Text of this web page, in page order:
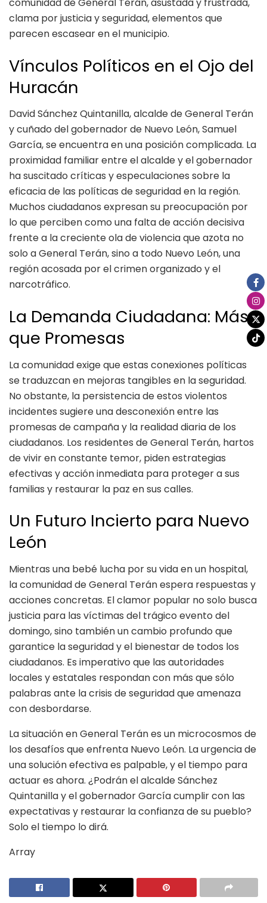
comunidad de General Terán, asustada y frustrada,
clama por justicia y seguridad, elementos que
parecen escasear en el municipio.
Vínculos Políticos en el Ojo del
Huracán
David Sánchez Quintanilla, alcalde de General Terán
y cuñado del gobernador de Nuevo León, Samuel
García, se encuentra en una posición complicada. La
proximidad familiar entre el alcalde y el gobernador
ha suscitado críticas y especulaciones sobre la
eficacia de las políticas de seguridad en la región.
Muchos ciudadanos expresan su preocupación por
lo que perciben como una falta de acción decisiva
frente a la creciente ola de violencia que azota no
solo a General Terán, sino a todo Nuevo León, una
región acosada por el crimen organizado y el
narcotráfico.
La Demanda Ciudadana: Más
que Promesas
La comunidad exige que estas conexiones políticas
se traduzcan en mejoras tangibles en la seguridad.
No obstante, la persistencia de estos violentos
incidentes sugiere una desconexión entre las
promesas de campaña y la realidad diaria de los
ciudadanos. Los residentes de General Terán, hartos
de vivir en constante temor, piden estrategias
efectivas y acción inmediata para proteger a sus
familias y restaurar la paz en sus calles.
Un Futuro Incierto para Nuevo
León
Mientras una bebé lucha por su vida en un hospital,
la comunidad de General Terán espera respuestas y
acciones concretas. El clamor popular no solo busca
justicia para las víctimas del trágico evento del
domingo, sino también un cambio profundo que
garantice la seguridad y el bienestar de todos los
ciudadanos. Es imperativo que las autoridades
locales y estatales respondan con más que sólo
palabras ante la crisis de seguridad que amenaza
con desbordarse.
La situación en General Terán es un microcosmos de
los desafíos que enfrenta Nuevo León. La urgencia de
una solución efectiva es palpable, y el tiempo para
actuar es ahora. ¿Podrán el alcalde Sánchez
Quintanilla y el gobernador García cumplir con las
expectativas y restaurar la confianza de su pueblo?
Solo el tiempo lo dirá.
Array